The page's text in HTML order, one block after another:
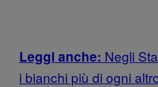
Leggi anche: Negli
i bianchi più di ogni